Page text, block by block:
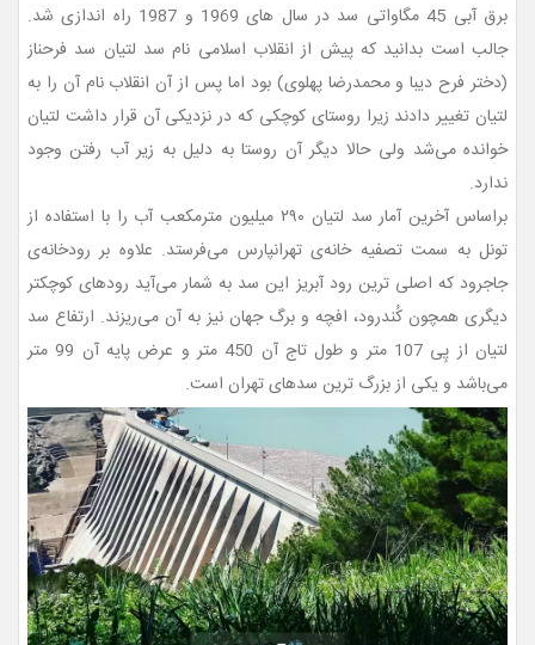
برق آبی 45 مگاواتی سد در سال های 1969 و
1987 راه اندازی شد.
جالب است بدانید که پیش از انقلاب اسلامی نام سد لتیان سد فرحناز
(دختر فرح دیبا و محمدرضا پهلوی) بود اما پس از آن انقلاب نام آن را به
لتیان تغییر دادند زیرا روستای کوچکی که در نزدیکی آن قرار داشت لتیان
خوانده می‌شد ولی حالا دیگر آن روستا به دلیل به زیر آب رفتن وجود
ندارد.
براساس آخرین آمار سد لتیان ۲۹۰ میلیون مترمکعب آب را با استفاده از
تونل به سمت تصفیه خانه‌ی تهرانپارس می‌فرستد. علاوه بر رودخانه‌ی
جاجرود که اصلی ترین رود آبریز این سد به شمار می‌آید رودهای کوچکتر
دیگری همچون کُندرود، افچه و برگ جهان نیز به آن می‌ریزند. ارتفاع سد
لتیان از پِی 107 متر و طول تاج آن 450 متر و عرض پایه آن 99 متر
می‌باشد و یکی از بزرگ ترین سدهای تهران است.